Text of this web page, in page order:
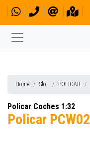
Home Slot POLICAR
Policar Coches 1:32
Policar PCW02